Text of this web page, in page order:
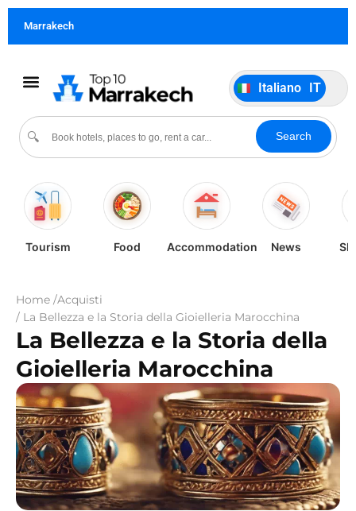
Marrakech
🔍 Search
Italiano IT
German DE
Português PT
Español ES
Tourism Food Accommodation News
Home /Acquisti
/ La Bellezza e la Storia della Gioielleria Marocchina
La Bellezza e la Storia della
Gioielleria Marocchina